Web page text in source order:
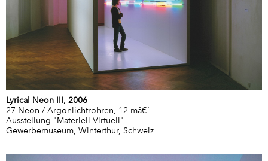
Lyrical Neon III, 2006
27 Neon / Argonlichtröhren, 12 mâ€¨
Ausstellung "Materiell-Virtuell"
Gewerbemuseum, Winterthur, Schweiz